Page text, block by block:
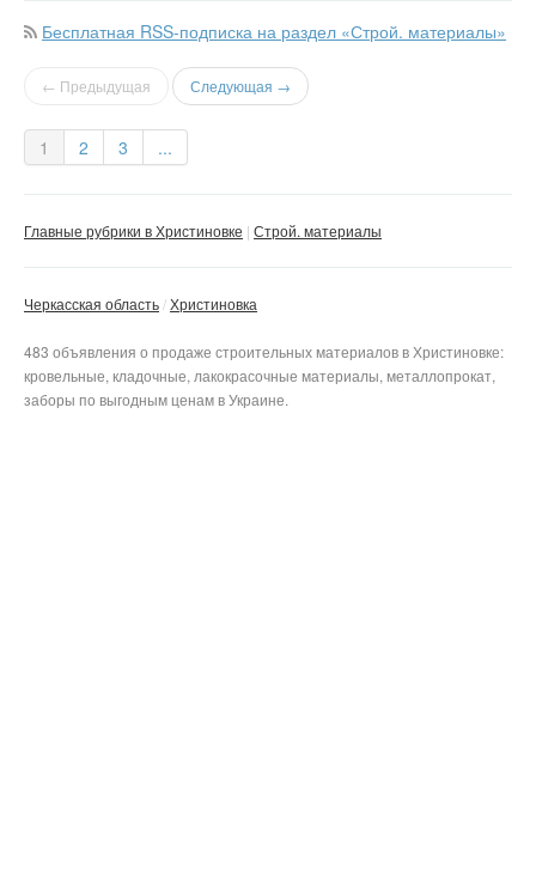
Бесплатная RSS-подписка на раздел «Строй. материалы»
← Предыдущая Следующая →
1 2 3 ...
Главные рубрики в Христиновке Строй. материалы
Черкасская область Христиновка
483 объявления о продаже строительных материалов в Христиновке:
кровельные, кладочные, лакокрасочные материалы, металлопрокат,
заборы по выгодным ценам в Украине.